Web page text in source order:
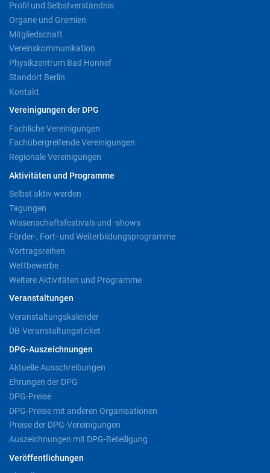
Profil und Selbstverständnis
Organe und Gremien
Mitgliedschaft
Vereinskommunikation
Physikzentrum Bad Honnef
Standort Berlin
Kontakt
Vereinigungen der DPG
Fachliche Vereinigungen
Fachübergreifende Vereinigungen
Regionale Vereinigungen
Aktivitäten und Programme
Selbst aktiv werden
Tagungen
Wissenschaftsfestivals und -shows
Förder-, Fort- und Weiterbildungsprogramme
Vortragsreihen
Wettbewerbe
Weitere Aktivitäten und Programme
Veranstaltungen
Veranstaltungskalender
DB-Veranstaltungsticket
DPG-Auszeichnungen
Aktuelle Ausschreibungen
Ehrungen der DPG
DPG-Preise
DPG-Preise mit anderen Organisationen
Preise der DPG-Vereinigungen
Auszeichnungen mit DPG-Beteiligung
Veröffentlichungen